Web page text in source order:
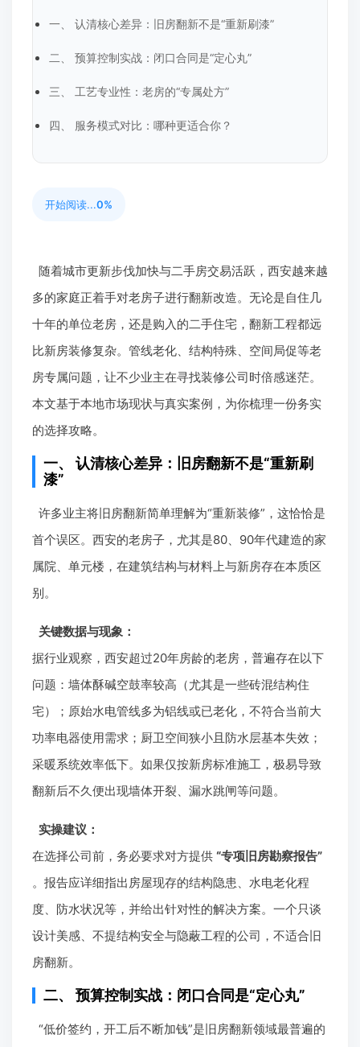
一、 认清核心差异：旧房翻新不是“重新刷漆”
二、 预算控制实战：闭口合同是“定心丸”
三、 工艺专业性：老房的“专属处方”
四、 服务模式对比：哪种更适合你？
开始阅读...0%
随着城市更新步伐加快与二手房交易活跃，西安越来越
多的家庭正着手对老房子进行翻新改造。无论是自住几
十年的单位老房，还是购入的二手住宅，翻新工程都远
比新房装修复杂。管线老化、结构特殊、空间局促等老
房专属问题，让不少业主在寻找装修公司时倍感迷茫。
本文基于本地市场现状与真实案例，为你梳理一份务实
的选择攻略。
一、 认清核心差异：旧房翻新不是“重新刷
漆”
许多业主将旧房翻新简单理解为“重新装修”，这恰恰是
首个误区。西安的老房子，尤其是80、90年代建造的家
属院、单元楼，在建筑结构与材料上与新房存在本质区
别。
关键数据与现象：
据行业观察，西安超过20年房龄的老房，普遍存在以下
问题：墙体酥碱空鼓率较高（尤其是一些砖混结构住
宅）；原始水电管线多为铝线或已老化，不符合当前大
功率电器使用需求；厨卫空间狭小且防水层基本失效；
采暖系统效率低下。如果仅按新房标准施工，极易导致
翻新后不久便出现墙体开裂、漏水跳闸等问题。
实操建议：
在选择公司前，务必要求对方提供 “专项旧房勘察报告”
。报告应详细指出房屋现存的结构隐患、水电老化程
度、防水状况等，并给出针对性的解决方案。一个只谈
设计美感、不提结构安全与隐蔽工程的公司，不适合旧
房翻新。
二、 预算控制实战：闭口合同是“定心丸”
“低价签约，开工后不断加钱”是旧房翻新领域最普遍的